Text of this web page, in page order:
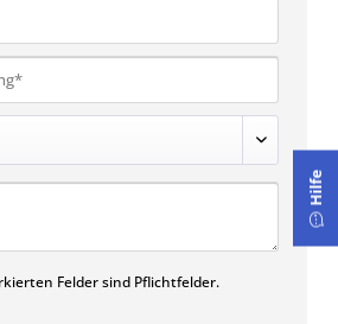
Felder sind Pflichtfelder.
Hilfe